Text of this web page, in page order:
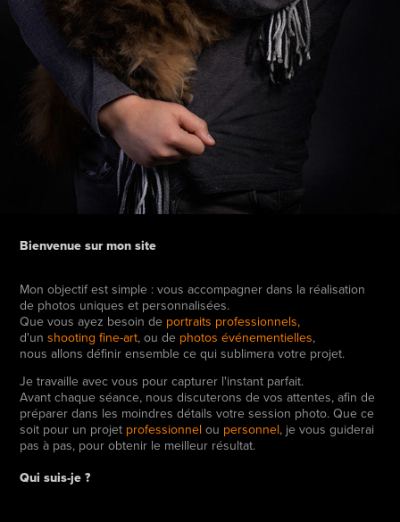
Bienvenue sur mon site
Mon objectif est simple : vous accompagner dans la réalisation
de photos uniques et personnalisées.
Que vous ayez besoin de portraits professionnels,
d'unshooting fine-art, ou de photos événementielles,
nous allons définir ensemble ce qui sublimera votre projet.
Je travaille avec vous pour capturer l'instant parfait.
Avant chaque séance, nous discuterons de vos attentes, afin de
préparer dans les moindres détails votre session photo. Que ce
soit pour un projet professionnel ou personnel, je vous guiderai
pas à pas, pour obtenir le meilleur résultat.
Qui suis-je ?